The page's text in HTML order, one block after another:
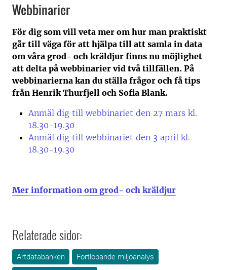
Webbinarier
För dig som vill veta mer om hur man praktiskt
går till väga för att hjälpa till att samla in data
om våra grod- och kräldjur finns nu möjlighet
att delta på webbinarier vid två tillfällen. På
webbinarierna kan du ställa frågor och få tips
från Henrik Thurfjell och Sofia Blank.
Anmäl dig till webbinariet den 27 mars kl.
18.30-19.30
Anmäl dig till webbinariet den 3 april kl.
18.30-19.30
Mer information om grod- och kräldjur
Relaterade sidor:
Artdatabanken
Fortlöpande miljöanalys